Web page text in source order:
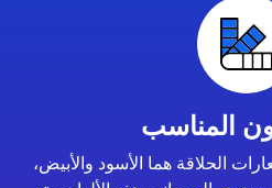
المناسب
الحلاقة هما الأسود والأبيض،